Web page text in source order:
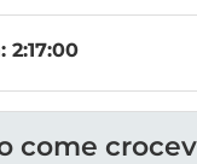
2:17:00
come